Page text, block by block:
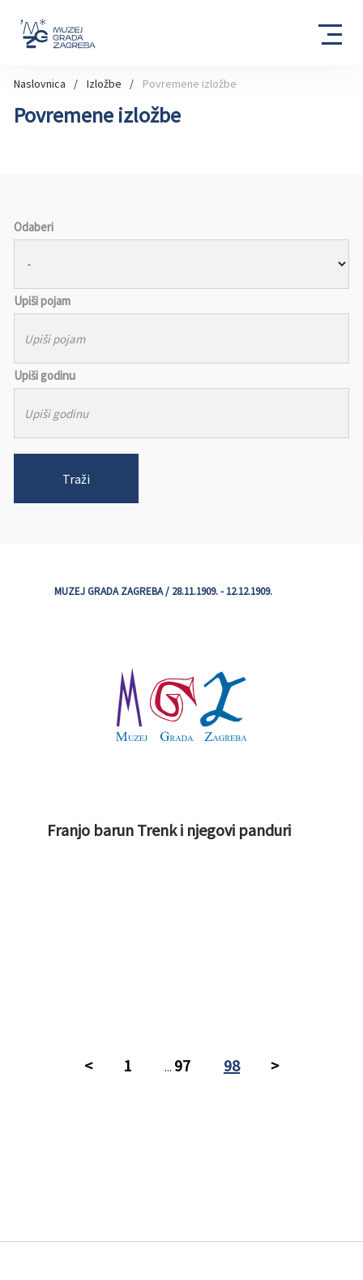
Naslovnica Izložbe Povremene izložbe
Povremene izložbe
Odaberi
Upiši pojam
Upiši godinu
Traži
MUZEJ GRADA ZAGREBA / 28.11.1909. - 12.12.1909.
Franjo barun Trenk i njegovi panduri
< 1 ... 97 98 >